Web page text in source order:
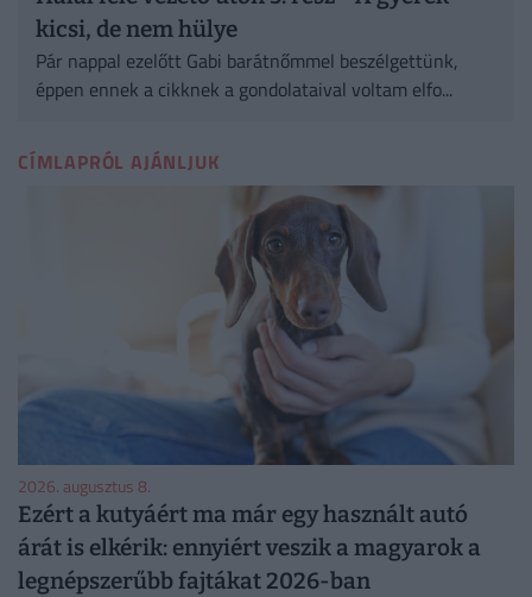
kicsi, de nem hülye
Pár nappal ezelőtt Gabi barátnőmmel beszélgettünk,
éppen ennek a cikknek a gondolataival voltam elfo...
CÍMLAPRÓL AJÁNLJUK
2026. augusztus 8.
Ezért a kutyáért ma már egy használt autó
árát is elkérik: ennyiért veszik a magyarok a
legnépszerűbb fajtákat 2026-ban